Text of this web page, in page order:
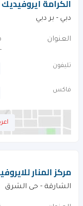
الكرامة
دبي - بر دبي
العنوان
تليفون
فاكس
مركز المنار
الشارقة - حى الشرق